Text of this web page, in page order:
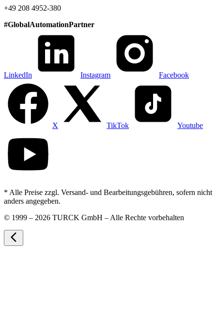
+49 208 4952-380
#GlobalAutomationPartner
LinkedIn Instagram Facebook
X TikTok Youtube
* Alle Preise zzgl. Versand- und Bearbeitungsgebühren, sofern nicht
anders angegeben.
© 1999 – 2026 TURCK GmbH – Alle Rechte vorbehalten
arrow_back_ios_new